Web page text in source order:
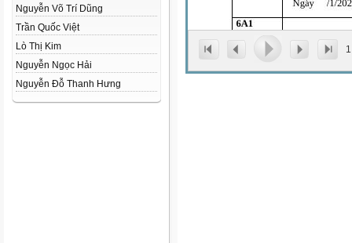
Nguyễn Võ Trí Dũng
Trần Quốc Việt
Lò Thị Kim
Nguyễn Ngọc Hải
Nguyễn Đỗ Thanh Hưng
1